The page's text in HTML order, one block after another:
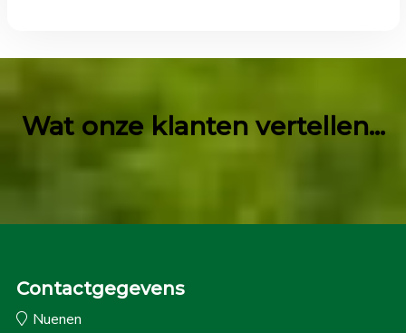
Wat onze klanten vertellen...
Contactgegevens
Nuenen